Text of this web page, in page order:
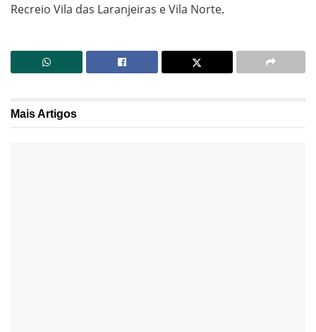
Recreio Vila das Laranjeiras e Vila Norte.
MaisArtigos